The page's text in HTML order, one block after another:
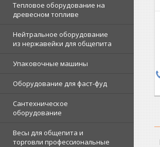
Тепловое оборудование на
древесном топливе
Нейтральное оборудование
из нержавейки для общепита
Упаковочные машины
Оборудование для фаст-фуд
Сантехническое
оборудование
Весы для общепита и
торговли профессиональные